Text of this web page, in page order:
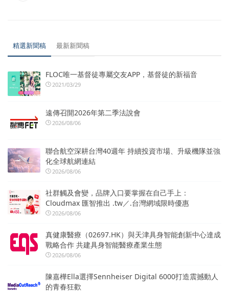
精選新聞稿 最新新聞稿
FLOC唯一基督徒專屬交友APP，基督徒的新福音
2021/03/29
遠傳召開2026年第二季法說會
2026/08/06
聯合航空深耕台灣40週年 持續投資市場、升級機隊並強
化全球航網連結
2026/08/06
社群觸及會變，品牌入口要掌握在自己手上：
Cloudmax 匯智推出 .tw／.台灣網域限時優惠
2026/08/06
真健康醫療（02697.HK）與天津具身智能創新中心達成
戰略合作 共建具身智能醫療產業生態
2026/08/06
陳嘉樺Ella選擇Sennheiser Digital 6000打造震撼動人
的青春狂歡